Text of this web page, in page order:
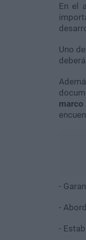
En el
Uno
-
-
-